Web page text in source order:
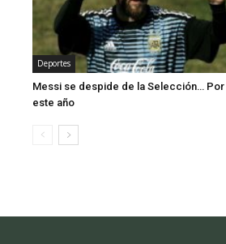
Deportes
Messi se despide de la Selección… Por
este año